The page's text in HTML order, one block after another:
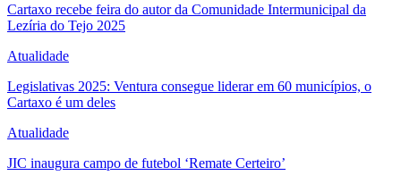
Cartaxo recebe feira do autor da Comunidade Intermunicipal da
Lezíria do Tejo 2025
Atualidade
Legislativas 2025: Ventura consegue liderar em 60 municípios, o
Cartaxo é um deles
Atualidade
JIC inaugura campo de futebol ‘Remate Certeiro’